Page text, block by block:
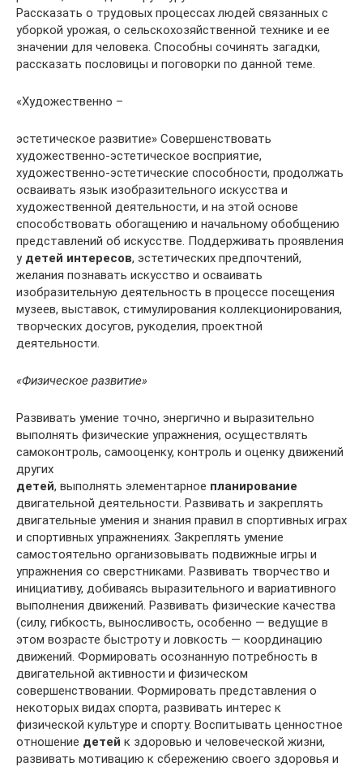
Рассказать о трудовых процессах людей связанных с
уборкой урожая, о сельскохозяйственной технике и ее
значении для человека. Способны сочинять загадки,
рассказать пословицы и поговорки по данной теме.
«Художественно –
эстетическое развитие» Совершенствовать
художественно-эстетическое восприятие,
художественно-эстетические способности, продолжать
осваивать язык изобразительного искусства и
художественной деятельности, и на этой основе
способствовать обогащению и начальному обобщению
представлений об искусстве. Поддерживать проявления
у детей интересов, эстетических предпочтений,
желания познавать искусство и осваивать
изобразительную деятельность в процессе посещения
музеев, выставок, стимулирования коллекционирования,
творческих досугов, рукоделия, проектной
деятельности.
«Физическое развитие»
Развивать умение точно, энергично и выразительно
выполнять физические упражнения, осуществлять
самоконтроль, самооценку, контроль и оценку движений
других
детей, выполнять элементарное планирование
двигательной деятельности. Развивать и закреплять
двигательные умения и знания правил в спортивных играх
и спортивных упражнениях. Закреплять умение
самостоятельно организовывать подвижные игры и
упражнения со сверстниками. Развивать творчество и
инициативу, добиваясь выразительного и вариативного
выполнения движений. Развивать физические качества
(силу, гибкость, выносливость, особенно — ведущие в
этом возрасте быстроту и ловкость — координацию
движений. Формировать осознанную потребность в
двигательной активности и физическом
совершенствовании. Формировать представления о
некоторых видах спорта, развивать интерес к
физической культуре и спорту. Воспитывать ценностное
отношение детей к здоровью и человеческой жизни,
развивать мотивацию к сбережению своего здоровья и